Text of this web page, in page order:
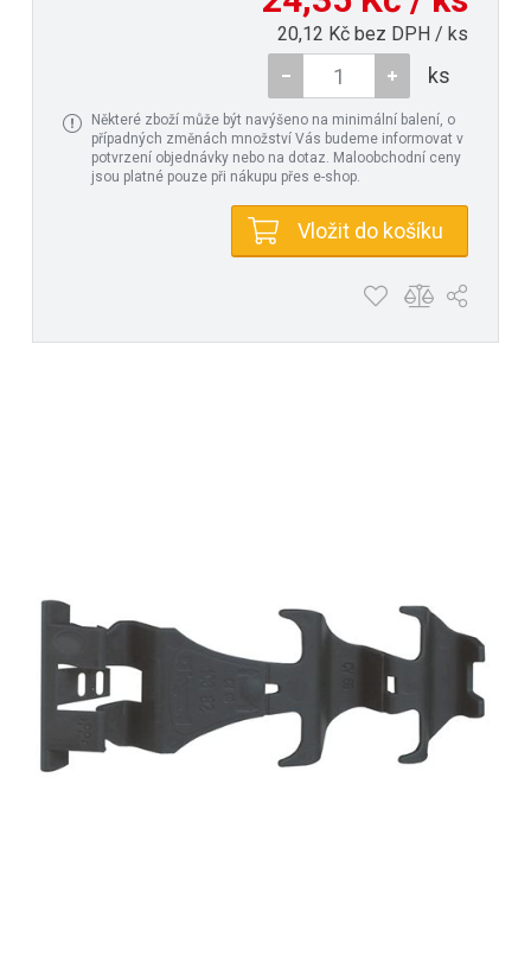
20,12 Kč bez DPH / ks
ks
Některé zboží může být navýšeno na minimální balení, o
případných změnách množství Vás budeme informovat v
potvrzení objednávky nebo na dotaz. Maloobchodní ceny
jsou platné pouze při nákupu přes e-shop.
Vložit do košíku